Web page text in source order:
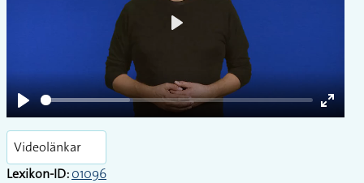
Play
Enter
Videolänkar
Lexikon-ID:01096